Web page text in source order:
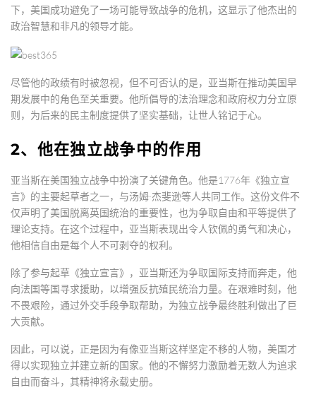
下，美国成功避免了一场可能导致战争的危机，这显示了他杰出的
政治智慧和非凡的领导才能。
尽管他的政绩有时被忽视，但不可否认的是，亚当斯在推动美国早
期发展中的角色至关重要。他所倡导的法治理念和政府权力分立原
则，为后来的民主制度提供了坚实基础，让世人铭记于心。
2、他在独立战争中的作用
亚当斯在美国独立战争中扮演了关键角色。他是1776年《独立宣
言》的主要起草者之一，与汤姆·杰斐逊等人共同工作。这份文件不
仅声明了美国脱离英国统治的重要性，也为争取自由和平等提供了
理论支持。在这个过程中，亚当斯表现出令人钦佩的勇气和决心，
他相信自由是每个人不可剥夺的权利。
除了参与起草《独立宣言》，亚当斯还为争取国际支持而奔走，他
向法国等国寻求援助，以增强反抗殖民统治力量。在艰难时刻，他
不畏艰险，通过外交手段争取帮助，为独立战争最终胜利做出了巨
大贡献。
因此，可以说，正是因为有像亚当斯这样坚定不移的人物，美国才
得以实现独立并建立新的国家。他的不懈努力激励着无数人为追求
自由而奋斗，其精神将永载史册。